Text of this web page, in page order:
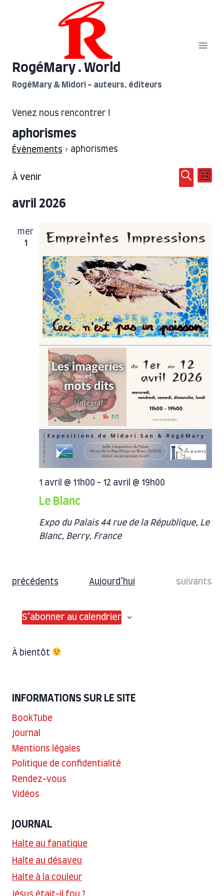
RogéMary . World
RogéMary & Midori - auteurs, éditeurs
Venez nous rencontrer !
aphorismes
Évènements aphorismes
Évènements
de
vues
Liste
À venir
une
avril 2026
mer
1
Le Blanc
1 avril @ 11h00 - 12 avril @ 19h00
Expo du Palais44 rue de la République, Le
Blanc, Berry, France
Évènements
précédents Aujourd’hui suivants
S’abonner au calendrier
À bientôt
INFORMATIONS SUR LE SITE
BookTube
Journal
Mentions légales
Politique de confidentialité
Rendez-vous
Vidéos
JOURNAL
Halte au fanatique
Halte au désaveu
Halte à la couleur